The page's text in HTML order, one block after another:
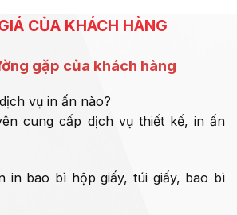
CỦA KHÁCH HÀNG
gặp của khách hàng
vụ in ấn nào?
cung cấp dịch vụ thiết kế, in ấn
in bao bì hộp giấy, túi giấy, bao bì